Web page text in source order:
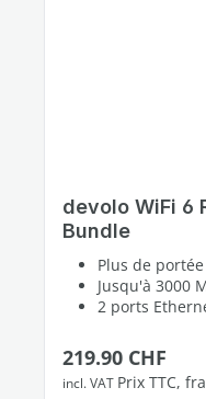
devolo WiFi 6
Bundle
Plus de
Jusqu'à 3000
2 ports
Prix régulier :
219.90 CHF
incl. VAT Prix TTC,